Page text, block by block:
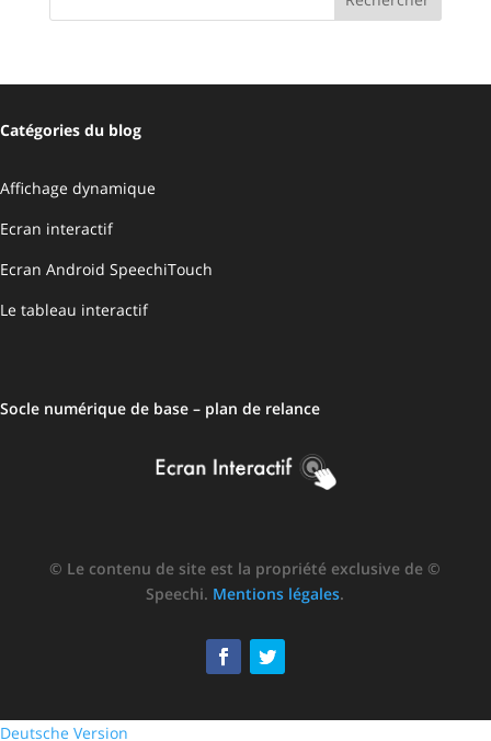
Catégories du blog
Affichage dynamique
Ecran interactif
Ecran Android SpeechiTouch
Le tableau interactif
Socle numérique de base – plan de relance
© Le contenu de site est la propriété exclusive de ©
Speechi. Mentions légales.
Deutsche Version